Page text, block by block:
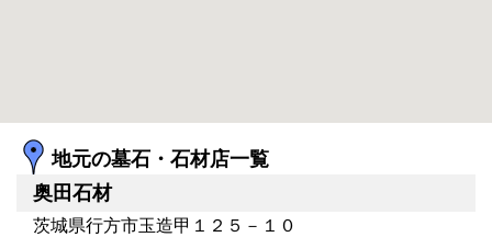
地元の墓石・石材店一覧
奥田石材
茨城県行方市玉造甲１２５－１０